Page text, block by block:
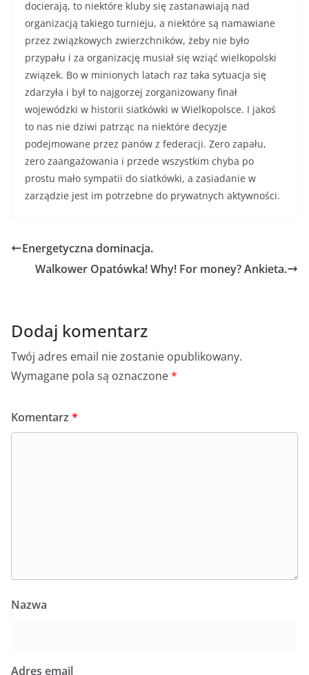
docierają, to niektóre kluby się zastanawiają nad
organizacją takiego turnieju, a niektóre są namawiane
przez związkowych zwierzchników, żeby nie było
przypału i za organizację musiał się wziąć wielkopolski
związek. Bo w minionych latach raz taka sytuacja się
zdarzyła i był to najgorzej zorganizowany finał
wojewódzki w historii siatkówki w Wielkopolsce. I jakoś
to nas nie dziwi patrząc na niektóre decyzje
podejmowane przez panów z federacji. Zero zapału,
zero zaangażowania i przede wszystkim chyba po
prostu mało sympatii do siatkówki, a zasiadanie w
zarządzie jest im potrzebne do prywatnych aktywności.
Energetyczna dominacja.
Walkower Opatówka! Why! For money? Ankieta.
Dodaj komentarz
Twój adres email nie zostanie opublikowany.
Wymagane pola są oznaczone*
Komentarz *
Nazwa
Adres email